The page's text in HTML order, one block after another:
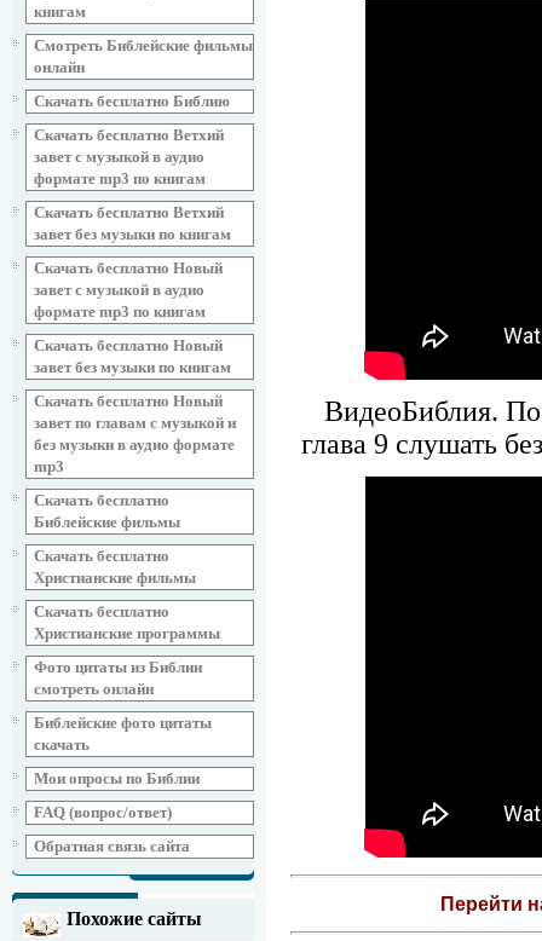
книгам
Смотреть Библейские фильмы
онлайн
Скачать бесплатно Библию
Скачать бесплатно Ветхий
завет с музыкой в аудио
формате mp3 по книгам
Скачать бесплатно Ветхий
завет без музыки по книгам
Скачать бесплатно Новый
завет с музыкой в аудио
формате mp3 по книгам
Скачать бесплатно Новый
завет без музыки по книгам
Скачать бесплатно Новый
завет по главам с музыкой и
без музыки в аудио формате
mp3
Скачать бесплатно
Библейские фильмы
Скачать бесплатно
Христианские фильмы
Скачать бесплатно
Христианские программы
Фото цитаты из Библии
смотреть онлайн
Библейские фото цитаты
скачать
Мои опросы по Библии
FAQ (вопрос/ответ)
Обратная связь сайта
Похожие сайты
ВидеоБиблия.
глава 9 слушать
Перейти